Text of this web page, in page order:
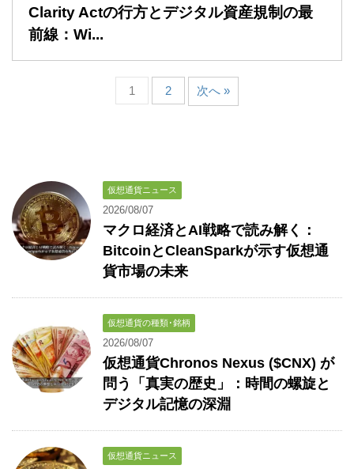
Clarity Actの行方とデジタル資産規制の最
前線：Wi...
1 2 次へ »
仮想通貨ニュース
2026/08/07
マクロ経済とAI戦略で読み解く：
BitcoinとCleanSparkが示す仮想通
貨市場の未来
仮想通貨の種類･銘柄
2026/08/07
仮想通貨Chronos Nexus ($CNX) が
問う「真実の歴史」：時間の螺旋と
デジタル記憶の深淵
仮想通貨ニュース